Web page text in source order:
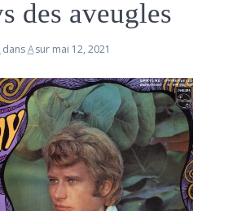
des aveugles
dansAsur mai 12, 2021